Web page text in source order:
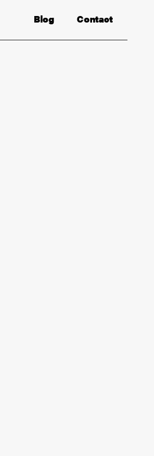
Contact
Blog